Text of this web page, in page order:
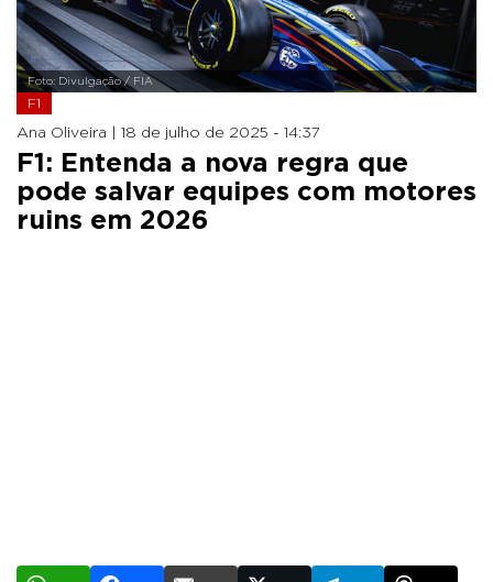
Foto: Divulgação / FIA
F1
Ana Oliveira | 18 de julho de 2025 - 14:37
F1: Entenda a nova regra que
pode salvar equipes com motores
ruins em 2026